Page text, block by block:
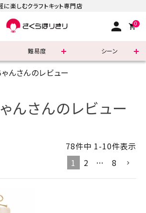
に楽しむクラフトキット専門店
person 0
難易度 シーン
ゃんさんのレビュー
んさんのレビュー
78件中 1-10件表示
1
2 … 8